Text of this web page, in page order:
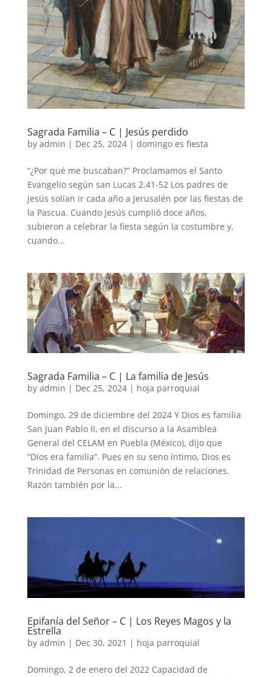
Sagrada Familia – C | Jesús perdido
by admin | Dec 25, 2024| domingo es fiesta
“¿Por qué me buscaban?” Proclamamos el Santo
Evangelio según san Lucas 2,41-52 Los padres de
Jesús solían ir cada año a Jerusalén por las fiestas de
la Pascua. Cuando Jesús cumplió doce años,
subieron a celebrar la fiesta según la costumbre y,
cuando...
Sagrada Familia – C | La familia de Jesús
by admin | Dec 25, 2024| hoja parroquial
Domingo, 29 de diciembre del 2024 Y Dios es familia
San Juan Pablo II, en el discurso a la Asamblea
General del CELAM en Puebla (México), dijo que
“Dios era familia”. Pues en su seno íntimo, Dios es
Trinidad de Personas en comunión de relaciones.
Razón también por la...
Epifanía del Señor – C | Los Reyes Magos y la
Estrella
by admin | Dec 30, 2021 | hoja parroquial
Domingo, 2 de enero del 2022 Capacidad de